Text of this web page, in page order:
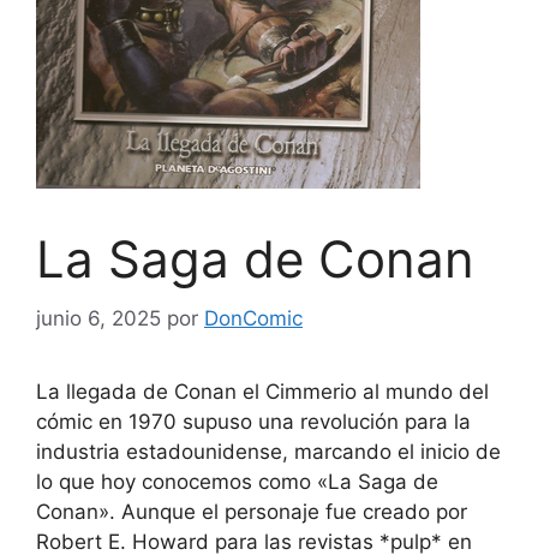
La Saga de Conan
junio 6, 2025 por DonComic
La llegada de Conan el Cimmerio al mundo del
cómic en 1970 supuso una revolución para la
industria estadounidense, marcando el inicio de
lo que hoy conocemos como «La Saga de
Conan». Aunque el personaje fue creado por
Robert E. Howard para las revistas *pulp* en